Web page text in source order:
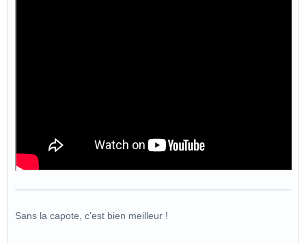
Sans la capote, c'est bien meilleur !